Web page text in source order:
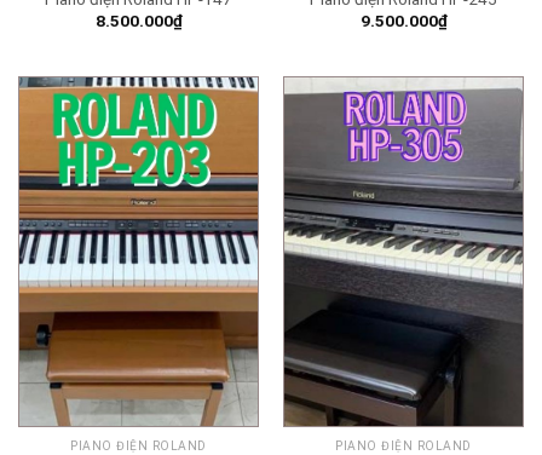
8.500.000₫
9.500.000₫
PIANO ĐIỆN ROLAND PIANO ĐIỆN ROLAND